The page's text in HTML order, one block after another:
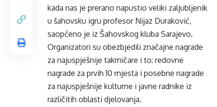
kada nas je prerano napustio veliki zaljubljenik
u šahovsku igru profesor Nijaz Duraković,
saopćeno je iz Šahovskog kluba Sarajevo.
Organizatori su obezbjedili značajne nagrade
za najuspješnije takmičare i to: redovne
nagrade za prvih 10 mjesta i posebne nagrade
za najuspješnije kulturne i javne radnike iz
različitih oblasti djelovanja.